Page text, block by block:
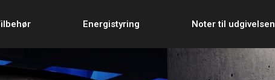
Energistyring Noter til udgivelsen